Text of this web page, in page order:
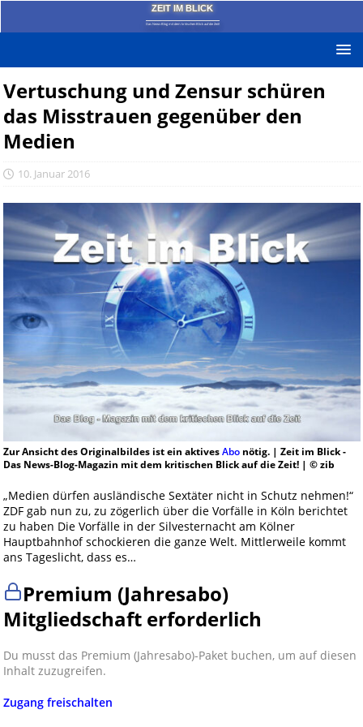
ZEIT IM BLICK
Das News-Blog mit dem kritischen Blick auf die Zeit!
Vertuschung und Zensur schüren
das Misstrauen gegenüber den
Medien
10. Januar 2016
Zur Ansicht des Originalbildes ist ein aktivesAbonötig. | Zeit im Blick -
Das News-Blog-Magazin mit dem kritischen Blick auf die Zeit! | © zib
„Medien dürfen ausländische Sextäter nicht in Schutz nehmen!“
ZDF gab nun zu, zu zögerlich über die Vorfälle in Köln berichtet
zu haben Die Vorfälle in der Silvesternacht am Kölner
Hauptbahnhof schockieren die ganze Welt. Mittlerweile kommt
ans Tageslicht, dass es…
Premium (Jahresabo)
Mitgliedschaft erforderlich
Du musst das Premium (Jahresabo)-Paket buchen, um auf diesen
Inhalt zuzugreifen.
Zugang freischalten